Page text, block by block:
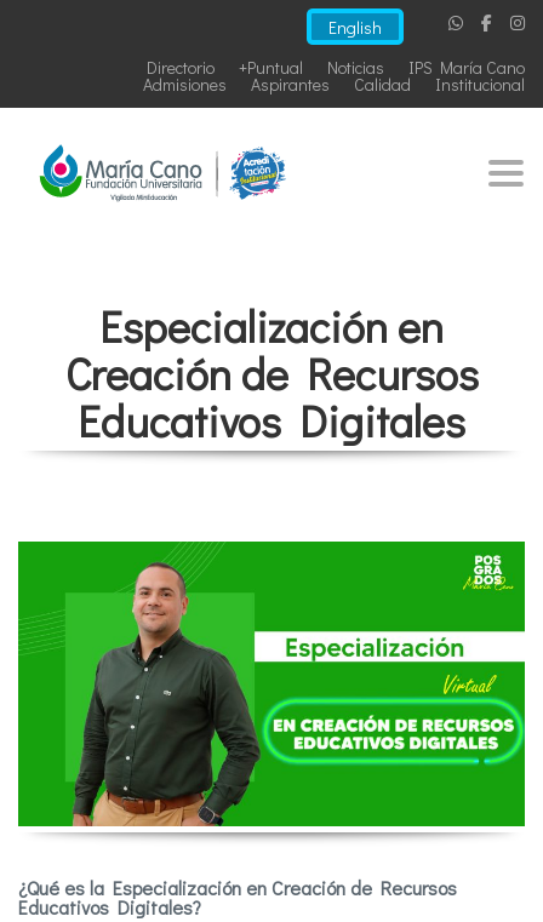
English
IPS María Cano
Noticias
+Puntual
Directorio
Institucional
Calidad
Aspirantes
Admisiones
Especialización en
Creación de Recursos
Educativos Digitales
¿Qué es la Especialización en Creación de Recursos
Educativos Digitales?